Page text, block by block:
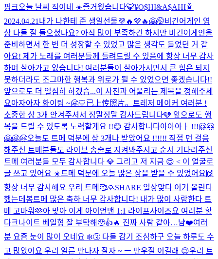
핑크 오늘 날씨 직이네 ☀️즐거웠습니다🐯¥O$HI&A$AHI🤖
2024.04.21 내가 나한테 준 생일선물💜🔥💜🔥 🤗🤭비긴어게인 영
상 다들 잘 들으셨나요? 아직 많이 부족하긴 하지만 비긴어게인을
준비하면서 한 번 더 성장할 수 있었고 많은 생각도 들었던 거 같
아요! 제가 노래를 여러분들께 들려드릴 수 있음에 항상 너무 감사
하며 살아가고 있습니다! 여러분들이 살아가시면서 큰 힘은 되지
못하더라도 조그마한 행복과 위로가 될 수 있었으면 좋겠습니다!!
앞으로도 더 열심히 하겠습...이 사진과 어울리는 제목을 정해주세
요아자아자 화이팅 ~🤗💛已上传照片。
트레저 메이커 여러분 !
소중한 상 3개 안겨주셔서 정말정말 감사드립니다🩵 앞으로도 행
복을 드릴 수 있도록 노력할게요 !!😊 감사합니다아아아ㅏ !!!🤗🤗
🤗🤗🤗오늘도 트메 덕분에 상 3개나 받았어요 !!!!!! 직접 먼 걸음
해주신 트메분들도 라이브 송출로 지켜봐주시고 순서 기다려주신
트메 여러분들 모두 감사합니다 💎 그리고 저 지금 😊 < 이 얼굴로
글 쓰고 있어요 ☀️트메 덕분에 오늘 많은 상을 받을 수 있었어요🙌
항상 너무 감사해요 우리 트메🥰🙏SHARE 일상맞다 이거 올린다
했는데 봄트메 많은 축하 너무 감사합니다! 내가 많이 사랑한다 트
메 고마워🫶아 맞아 이게 아이언맨 1:1 라이프사이즈요 여러분 핳
다크나이트 베일형 잘 부탁해🥹👍🔥 진짜 사람 같아…냠❤️여러
분 요즘 눈이 많이 오네요 ❄️🤧 다들 감기 조심하구 오늘 하루도 수
고 많았어요 우리 얼른 만나자 잘자 ~ ㅡ 만우절 이길래 😉우리 트